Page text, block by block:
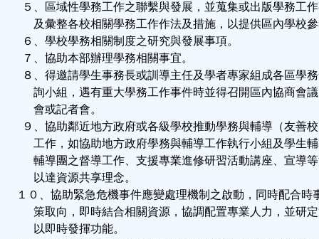
５、區域性學務工作之聯繫與發展，並蒐集或出版學務工
及彙整各校相關學務工作作法及措施，以提供區內學校
６、學校學務相關制度之研究與發展事項。
７、協助本部辦理學務相關事宜。
８、得邀請學生事務長或訓導主任及學者專家組成各區學
詢小組，遇有重大學務工作事件時並得召開區內協商會
會或記者會。
９、協助鄰近地方政府或各級學校推動學務與輔導（友善
工作，如協助地方政府學務與輔導工作執行小組及學生
輔導團之督導工作、支援專業進修研習活動講座、宣導
以達資源共享理念。
１０、協助緊急危機事件應變處理機制之啟動，同時配合時
策取向，即時結合相關資源，協調配置專業人力，並研
以即時發揮功能。